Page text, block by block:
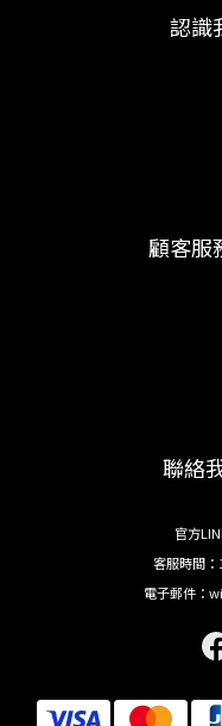
認識
顧客服
聯絡
官方
客服時間
電子郵件：